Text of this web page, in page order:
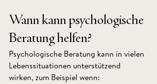
Wann kann psychologische
Beratung helfen?
Psychologische Beratung kann in vielen
Lebenssituationen unterstützend
wirken, zum Beispiel wenn: